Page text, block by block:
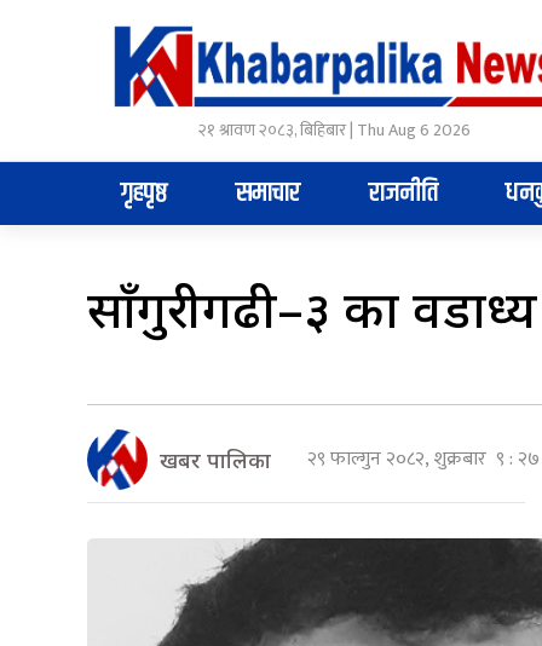
२१ श्रावण २०८३, बिहिबार | Thu Aug 6 2026
गृहपृष्ठ समाचार राजनीति
साँगुरीगढी–३ का
खबर पालिका २९ फाल्गुन २०८२, शुक्रबार ९ :